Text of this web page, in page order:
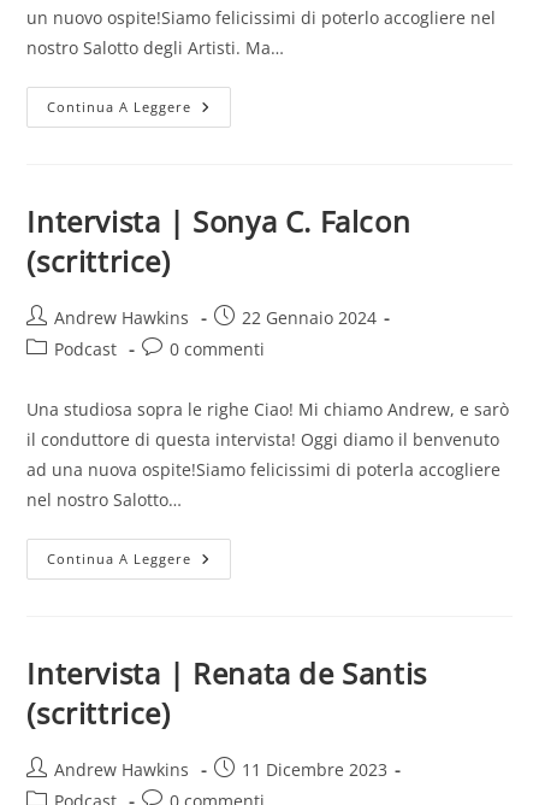
un nuovo ospite!Siamo felicissimi di poterlo accogliere nel
nostro Salotto degli Artisti. Ma…
Continua A Leggere Intervista
|
Intervista | Sonya C. Falcon
(scrittrice)
Autore
dell'articolo:
Andrew Hawkins
Articolo
pubblicato:
22 Gennaio 2024
Categoria
Podcast
Commenti
0 commenti
Una studiosa sopra le righe Ciao! Mi chiamo Andrew, e sarò
il conduttore di questa intervista! Oggi diamo il benvenuto
ad una nuova ospite!Siamo felicissimi di poterla accogliere
nel nostro Salotto…
Continua A Leggere Intervista
|
Intervista | Renata de Santis
(scrittrice)
Autore
dell'articolo:
Andrew Hawkins
Articolo
pubblicato:
11 Dicembre 2023
Categoria
Commenti